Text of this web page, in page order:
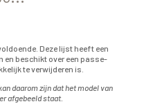
Deze lijst heeft een
en beschikt over een passe-
te verwijderen is.
daarom zijn dat het model van
afgebeeld staat.